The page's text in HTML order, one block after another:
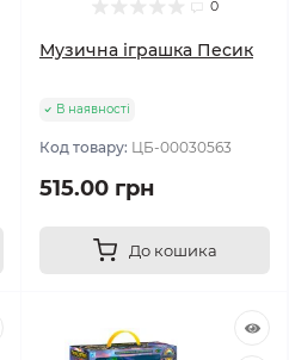
0
Музична іграшка Песик
В наявності
Код товару: ЦБ-00030563
515.00 грн
До кошика